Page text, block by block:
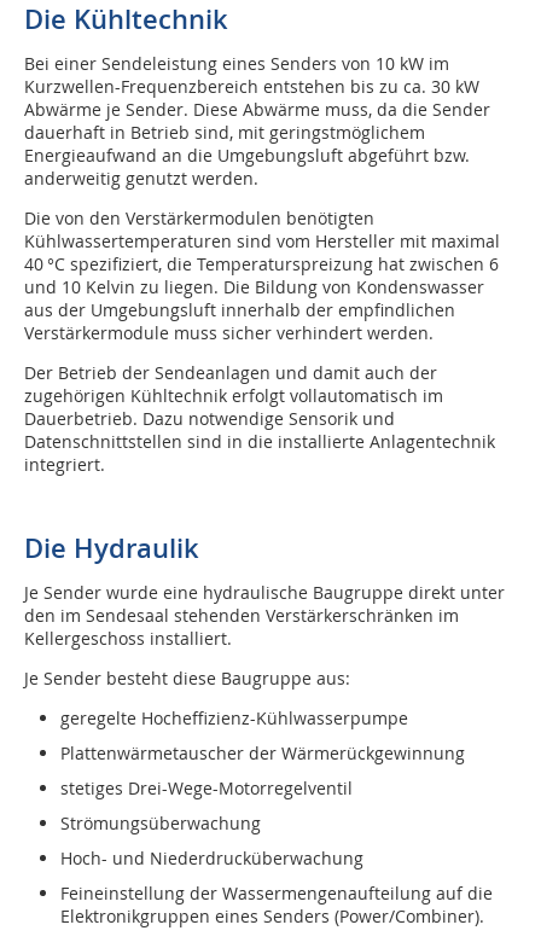
Die Kühltechnik
Bei einer Sendeleistung eines Senders von 10 kW im
Kurzwellen-Frequenzbereich entstehen bis zu ca. 30 kW
Abwärme je Sender. Diese Abwärme muss, da die Sender
dauerhaft in Betrieb sind, mit geringstmöglichem
Energieaufwand an die Umgebungsluft abgeführt bzw.
anderweitig genutzt werden.
Die von den Verstärkermodulen benötigten
Kühlwassertemperaturen sind vom Hersteller mit maximal
40 °C spezifiziert, die Temperaturspreizung hat zwischen 6
und 10 Kelvin zu liegen. Die Bildung von Kondenswasser
aus der Umgebungsluft innerhalb der empfindlichen
Verstärkermodule muss sicher verhindert werden.
Der Betrieb der Sendeanlagen und damit auch der
zugehörigen Kühltechnik erfolgt vollautomatisch im
Dauerbetrieb. Dazu notwendige Sensorik und
Datenschnittstellen sind in die installierte Anlagentechnik
integriert.
Die Hydraulik
Je Sender wurde eine hydraulische Baugruppe direkt unter
den im Sendesaal stehenden Verstärkerschränken im
Kellergeschoss installiert.
Je Sender besteht diese Baugruppe aus:
geregelte Hocheffizienz-Kühlwasserpumpe
Plattenwärmetauscher der Wärmerückgewinnung
stetiges Drei-Wege-Motorregelventil
Strömungsüberwachung
Hoch- und Niederdrucküberwachung
Feineinstellung der Wassermengenaufteilung auf die
Elektronikgruppen eines Senders (Power/Combiner).